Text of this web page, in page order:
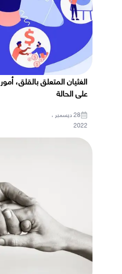
الغثيان المتعلق بالقلق،
على الحالة
28 ديسمبر ،
2022